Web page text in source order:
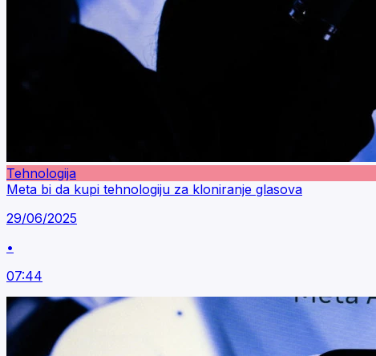
Tehnologija
Meta bi da kupi tehnologiju za kloniranje glasova
29/06/2025
•
07:44